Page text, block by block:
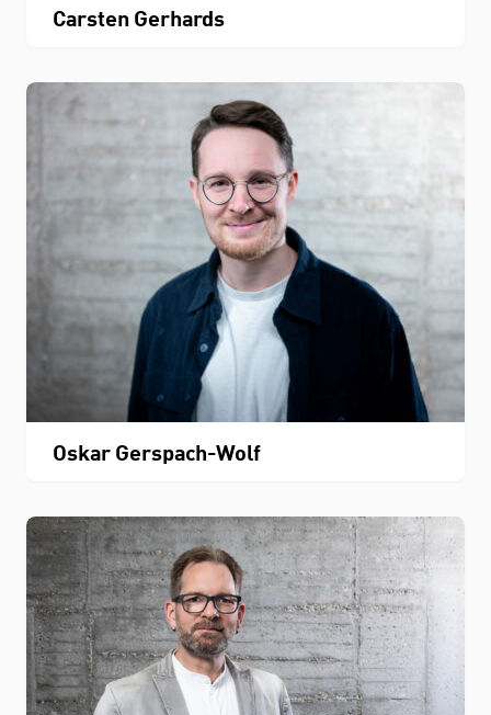
Carsten Gerhards
Oskar Gerspach-Wolf